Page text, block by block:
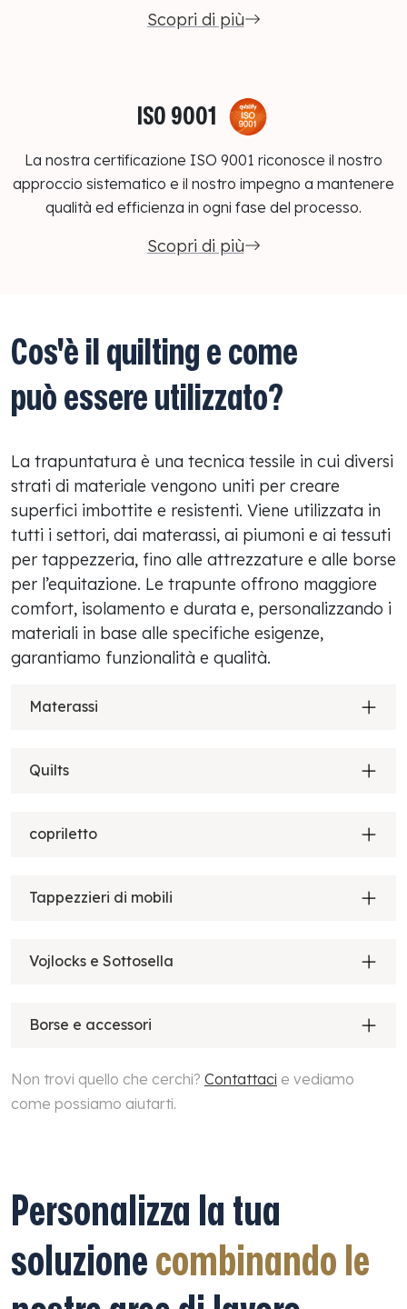
Scopri di più
ISO 9001
La nostra certificazione ISO 9001 riconosce il nostro
approccio sistematico e il nostro impegno a mantenere
qualità ed efficienza in ogni fase del processo.
Scopri di più
Cos'è il quilting e come
può essere utilizzato?
La trapuntatura è una tecnica tessile in cui diversi
strati di materiale vengono uniti per creare
superfici imbottite e resistenti. Viene utilizzata in
tutti i settori, dai materassi, ai piumoni e ai tessuti
per tappezzeria, fino alle attrezzature e alle borse
per l’equitazione. Le trapunte offrono maggiore
comfort, isolamento e durata e, personalizzando i
materiali in base alle specifiche esigenze,
garantiamo funzionalità e qualità.
Materassi
Quilts
copriletto
Tappezzieri di mobili
Vojlocks e Sottosella
Borse e accessori
Non trovi quello che cerchi? Contattaci e vediamo
come possiamo aiutarti.
Personalizza la tua
soluzione combinando le